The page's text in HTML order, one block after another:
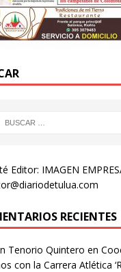
Editor: IMAGEN
RECIENTES
Tenorio Quintero en
con la Carrera Atlética